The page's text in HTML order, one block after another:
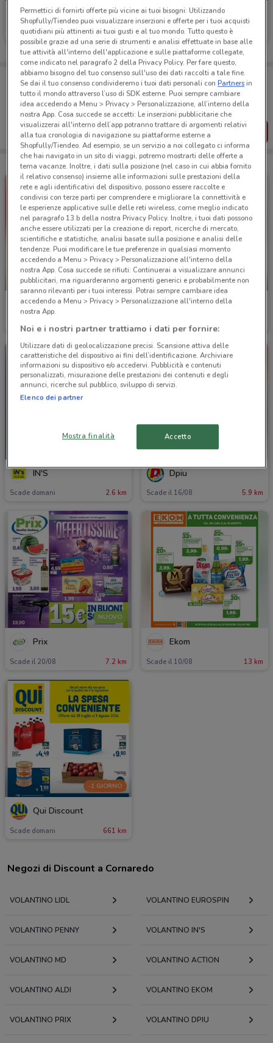
Eurospin
Scade domani 3.2 km
PENNY
Scade mercoledì
Porta DoveConviene sempre con te!
Puoi trovare le migliori offerte dei negozi vicino a te,
salvarle e creare la tua lista del risparmio, comodamente
dal tuo cellulare.
SCARICA L’APP
-4 GIORNI
PENNY
Scade mercoledì 3.3 km
-3 GIORNI
Action
Scade martedì
IN'S
Scade domani 2.6 km
Dpiu
Scade il 16/08 5.9 km
NUOVO
Prix
Scade il 20/08 7.2 km
Ekom
Scade il 10/08 13 km
-1 GIORNO
Qui Discount
Scade domani 661 km
Negozi di Discount a Cornaredo
VOLANTINO LIDL VOLANTINO EUROSPIN
VOLANTINO PENNY VOLANTINO IN'S
VOLANTINO MD VOLANTINO ACTION
VOLANTINO ALDI VOLANTINO EKOM
VOLANTINO PRIX VOLANTINO DPIU
Permettici di fornirti offerte più vicine ai tuoi bisogni: Utilizzando
Shopfully/Tiendeo puoi visualizzare inserzioni e offerte per i tuoi acquisti
quotidiani più attinenti ai tuoi gusti e al tuo mondo. Tutto questo è
possibile grazie ad una serie di strumenti e analisi effettuate in base alle
tue attività all'interno dell'applicazione e sulle piattaforme collegate,
come indicato nel paragrafo 2 della Privacy Policy. Per fare questo,
abbiamo bisogno del tuo consenso sull'uso dei dati raccolti a tale fine.
Se dai il tuo consenso condivideremo i tuoi dati personali conPartnersin
tutto il mondo attraverso l’uso di SDK esterne. Puoi sempre cambiare
idea accedendo a Menu > Privacy > Personalizzazione, all’interno della
nostra App. Cosa succede se accetti: Le inserzioni pubblicitarie che
visualizzerai all'interno dell’app potranno trattare di argomenti relativi
alla tua cronologia di navigazione su piattaforme esterne a
Shopfully/Tiendeo. Ad esempio, se un servizio a noi collegato ci informa
che hai navigato in un sito di viaggi, potremo mostrarti delle offerte a
tema vacanze. Inoltre, i dati sulla posizione (nel caso in cui abbia fornito
il relativo consenso) insieme alle informazioni sulle prestazioni della
rete e agli identificativi del dispositivo, possono essere raccolte e
condivisi con terze parti per comprendere e migliorare la connettività e
le esperienze applicative sulle delle reti wireless, come meglio indicato
nel paragrafo 13.b della nostra Privacy Policy. Inoltre, i tuoi dati possono
anche essere utilizzati per la creazione di report, ricerche di mercato,
scientifiche e statistiche, analisi basate sulla posizione e analisi delle
tendenze. Puoi modificare le tue preferenze in qualsiasi momento
accedendo a Menu > Privacy > Personalizzazione all'interno della
nostra App. Cosa succede se rifiuti: Continuerai a visualizzare annunci
pubblicitari, ma riguarderanno argomenti generici e probabilmente non
saranno rilevanti per i tuoi interessi. Potrai sempre cambiare idea
accedendo a Menu > Privacy > Personalizzazione all'interno della
nostra App.
Noi e i nostri partner trattiamo i dati per fornire:
Utilizzare dati di geolocalizzazione precisi. Scansione attiva delle
caratteristiche del dispositivo ai fini dell’identificazione. Archiviare
informazioni su dispositivo e/o accedervi. Pubblicità e contenuti
personalizzati, misurazione delle prestazioni dei contenuti e degli
annunci, ricerche sul pubblico, sviluppo di servizi.
Elenco dei partner
Mostra finalità Accetto